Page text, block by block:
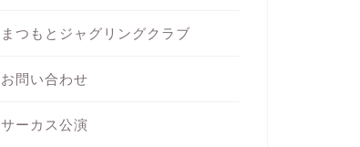
まつもとジャグリングクラブ
お問い合わせ
サーカス公演